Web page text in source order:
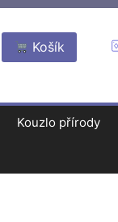
Košík
Kouzlo přírody